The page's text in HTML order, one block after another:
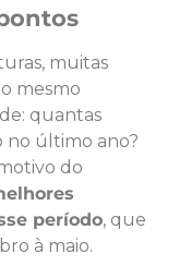
muitas
mesmo
quantas
no último ano?
do
período, que
à maio.